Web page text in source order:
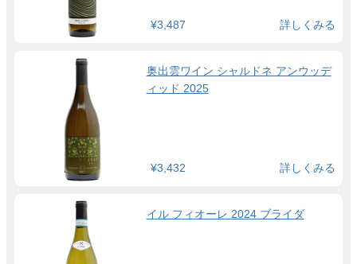
¥3,487 詳しくみる
奥出雲ワイン シャルドネ アンウッデ
ィッド 2025
¥3,432 詳しくみる
イル フィオーレ 2024 ブライダ